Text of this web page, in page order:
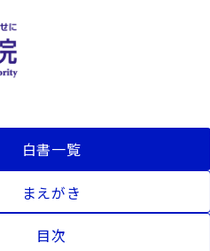
白書一覧
まえがき
目次